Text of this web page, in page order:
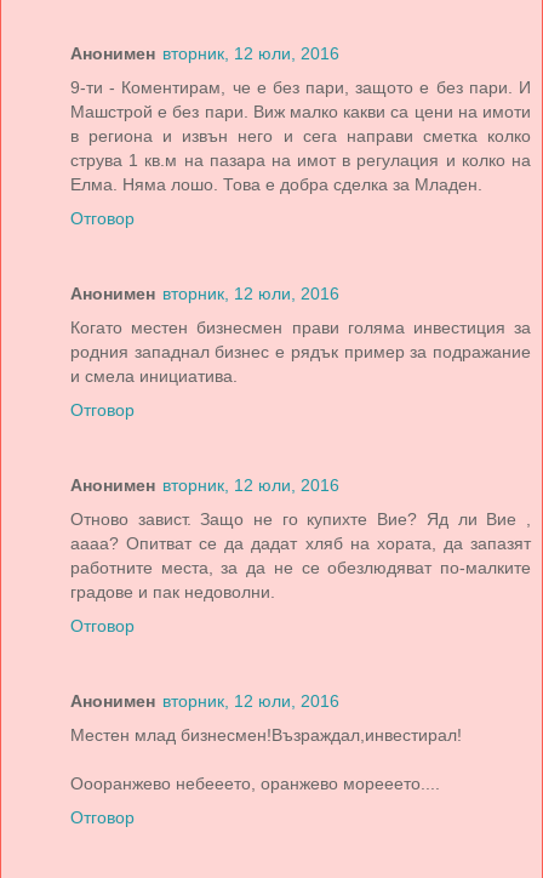
Анонимен вторник, 12 юли, 2016
9-ти - Коментирам, че е без пари, защото е без пари. И
Машстрой е без пари. Виж малко какви са цени на имоти
в региона и извън него и сега направи сметка колко
струва 1 кв.м на пазара на имот в регулация и колко на
Елма. Няма лошо. Това е добра сделка за Младен.
Отговор
Анонимен вторник, 12 юли, 2016
Когато местен бизнесмен прави голяма инвестиция за
родния западнал бизнес е рядък пример за подражание
и смела инициатива.
Отговор
Анонимен вторник, 12 юли, 2016
Отново завист. Защо не го купихте Вие? Яд ли Вие ,
аааа? Опитват се да дадат хляб на хората, да запазят
работните места, за да не се обезлюдяват по-малките
градове и пак недоволни.
Отговор
Анонимен вторник, 12 юли, 2016
Местен млад бизнесмен!Възраждал,инвестирал!
Оооранжево небееето, оранжево морееето....
Отговор